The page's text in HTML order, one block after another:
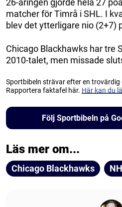
26-åringen gjorde hela 27
matcher för Timrå i SHL. I
blev det ytterligare nio (2+7)
Chicago Blackhawks har tre
2010-talet, men missade
Sportbibeln strävar efter en
Rapportera faktafel här. Här kan du
Följ Sportbibeln på
Läs mer om...
Chicago Blackhawks